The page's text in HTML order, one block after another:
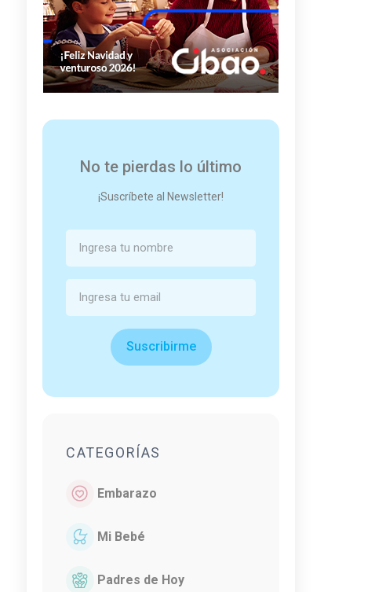
No te pierdas lo último
¡Suscríbete al Newsletter!
Suscribirme
CATEGORÍAS
Embarazo
Mi Bebé
Padres de Hoy